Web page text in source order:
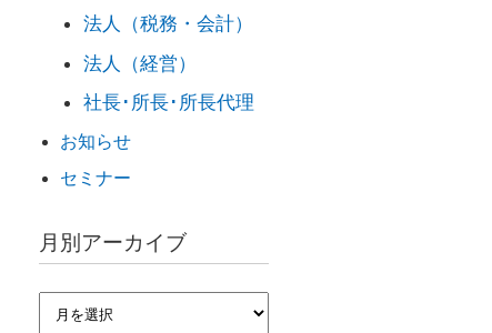
法人（税務・会計）
法人（経営）
社長･所長･所長代理
お知らせ
セミナー
月別アーカイブ